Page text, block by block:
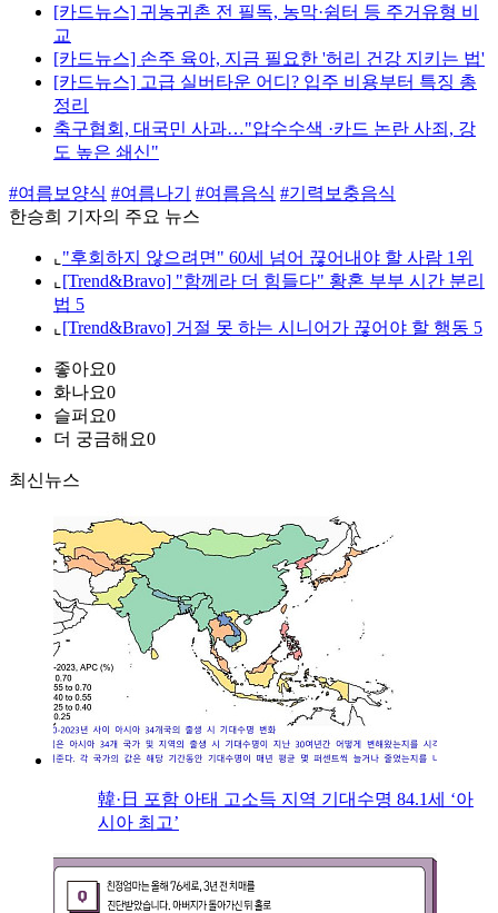
[카드뉴스] 귀농귀촌 전 필독, 농막·쉼터 등 주거유형 비
교
[카드뉴스] 손주 육아, 지금 필요한 '허리 건강 지키는 법'
[카드뉴스] 고급 실버타운 어디? 입주 비용부터 특징 총
정리
축구협회, 대국민 사과…"압수수색 ·카드 논란 사죄, 강
도 높은 쇄신"
#여름보양식 #여름나기 #여름음식 #기력보충음식
한승희 기자의 주요 뉴스
⌞ "후회하지 않으려면" 60세 넘어 끊어내야 할 사람 1위
⌞ [Trend&Bravo] "함께라 더 힘들다" 황혼 부부 시간 분리
법 5
⌞ [Trend&Bravo] 거절 못 하는 시니어가 끊어야 할 행동 5
좋아요0
화나요0
슬퍼요0
더 궁금해요0
최신뉴스
韓·日 포함 아태 고소득 지역 기대수명 84.1세 ‘아
시아 최고’